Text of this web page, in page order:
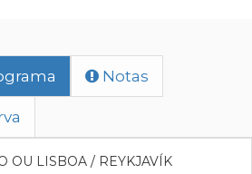
Notas
OU LISBOA / REYKJAVÍK